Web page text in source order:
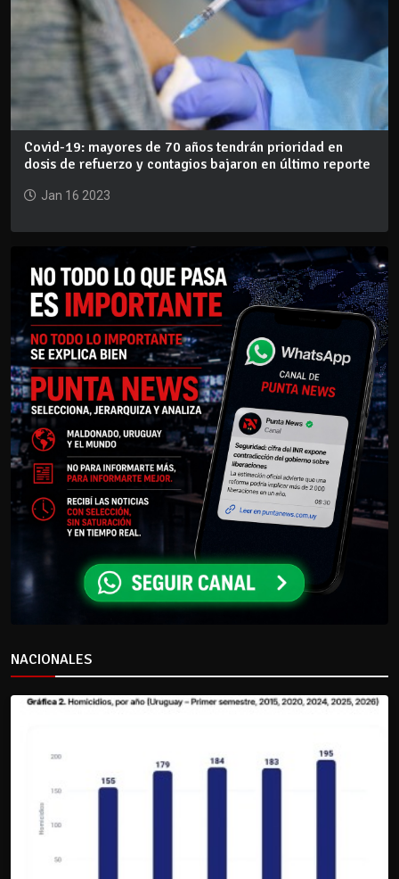
Covid-19: mayores de 70 años tendrán prioridad en
dosis de refuerzo y contagios bajaron en último reporte
Jan 16 2023
NACIONALES